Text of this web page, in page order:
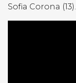
Sofia Corona (13).